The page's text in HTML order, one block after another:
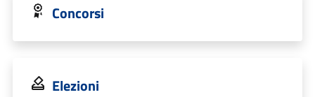
Concorsi
Elezioni